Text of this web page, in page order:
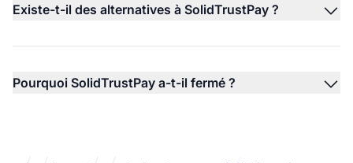
Existe-t-il des alternatives à SolidTrustPay ?
Pourquoi SolidTrustPay a-t-il fermé ?